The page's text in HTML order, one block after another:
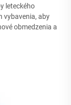
leteckého
vybavenia, aby
obmedzenia a